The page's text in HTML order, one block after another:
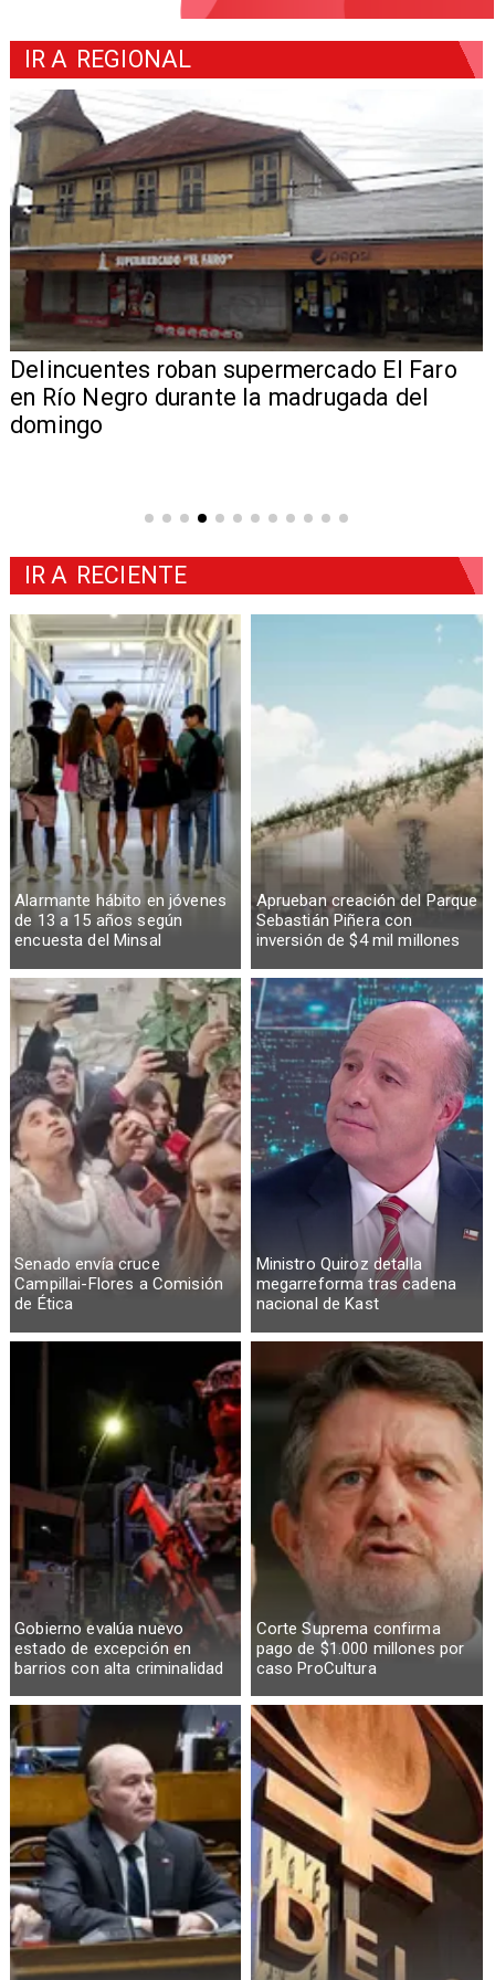
IR A REGIONAL
Delincuentes roban supermercado El Faro
en Río Negro durante la madrugada del
domingo
Alarmante hábito en jóvenes
de 13 a 15 años según
encuesta del Minsal
Aprueban creación del Parque
Sebastián Piñera con
inversión de $4 mil millones
Senado envía cruce
Campillai-Flores a Comisión
de Ética
Ministro Quiroz detalla
megarreforma tras cadena
nacional de Kast
Gobierno evalúa nuevo
estado de excepción en
barrios con alta criminalidad
Corte Suprema confirma
pago de $1.000 millones por
caso ProCultura
IR A RECIENTE